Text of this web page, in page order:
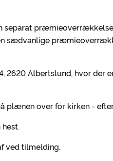
separat
sædvanlige
2620 Albertslund, hvor der
plænen over for kirken -
ved tilmelding.